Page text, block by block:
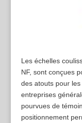
Les échelles
NF, sont conçues
des atouts pour
entreprises
pourvues de
positionnement